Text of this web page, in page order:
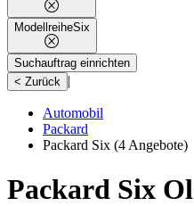
ModellreiheSix
Suchauftrag einrichten
< Zurück |
Automobil
Packard
Packard Six (4 Angebote)
Packard Six